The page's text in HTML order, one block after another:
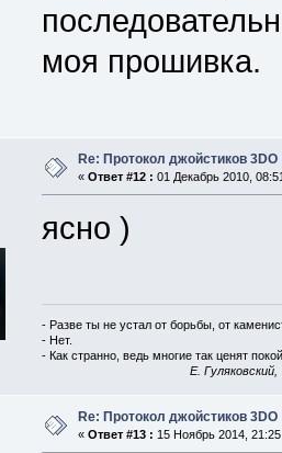
моя прошивка.
Re: Протокол джойстиков 3DO
« Ответ #12 : 01 Декабрь 2010,
ясно )
- Разве ты не устал от борьбы, от
- Нет.
- Как странно, ведь многие так ценят
E.
Re: Протокол джойстиков 3DO
« Ответ #13 : 15 Ноябрь 2014,